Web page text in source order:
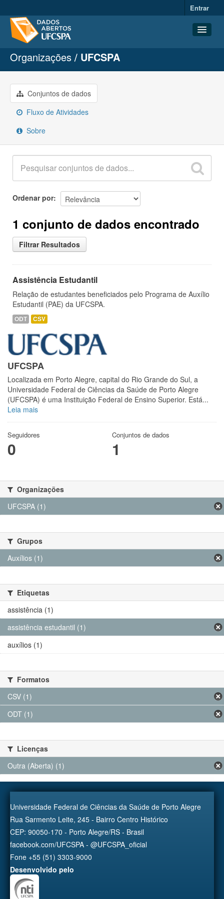
Entrar
Conjuntos de dados
Organizações
Grupos
Sobre
Organizações UFCSPA
Conjuntos de dados
Fluxo de Atividades
Sobre
Ordenar por
1 conjunto de dados encontrado
Filtrar Resultados
Assistência Estudantil
Relação de estudantes beneficiados pelo Programa de Auxílio
Estudantil (PAE) da UFCSPA.
ODT CSV
UFCSPA
Localizada em Porto Alegre, capital do Rio Grande do Sul, a
Universidade Federal de Ciências da Saúde de Porto Alegre
(UFCSPA) é uma Instituição Federal de Ensino Superior. Está...
Leia mais
Seguidores
0
Conjuntos de dados
1
Organizações
UFCSPA (1)
Grupos
Auxílios (1)
Etiquetas
assistência (1)
assistência estudantil (1)
auxílios (1)
Formatos
CSV (1)
ODT (1)
Licenças
Outra (Aberta) (1)
Universidade Federal de Ciências da Saúde de Porto Alegre
Rua Sarmento Leite, 245 - Bairro Centro Histórico
CEP: 90050-170 - Porto Alegre/RS - Brasil
facebook.com/UFCSPA - @UFCSPA_oficial
Fone +55 (51) 3303-9000
Desenvolvido pelo